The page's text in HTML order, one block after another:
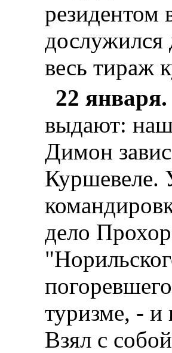
резидентом
весь тираж
22 января.
выдают: наш
Димон
Куршевеле.
дело
туризме, - и
Взял с собой